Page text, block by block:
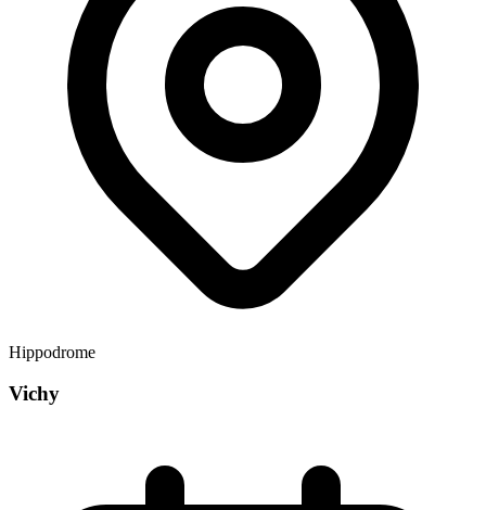
Hippodrome
Vichy